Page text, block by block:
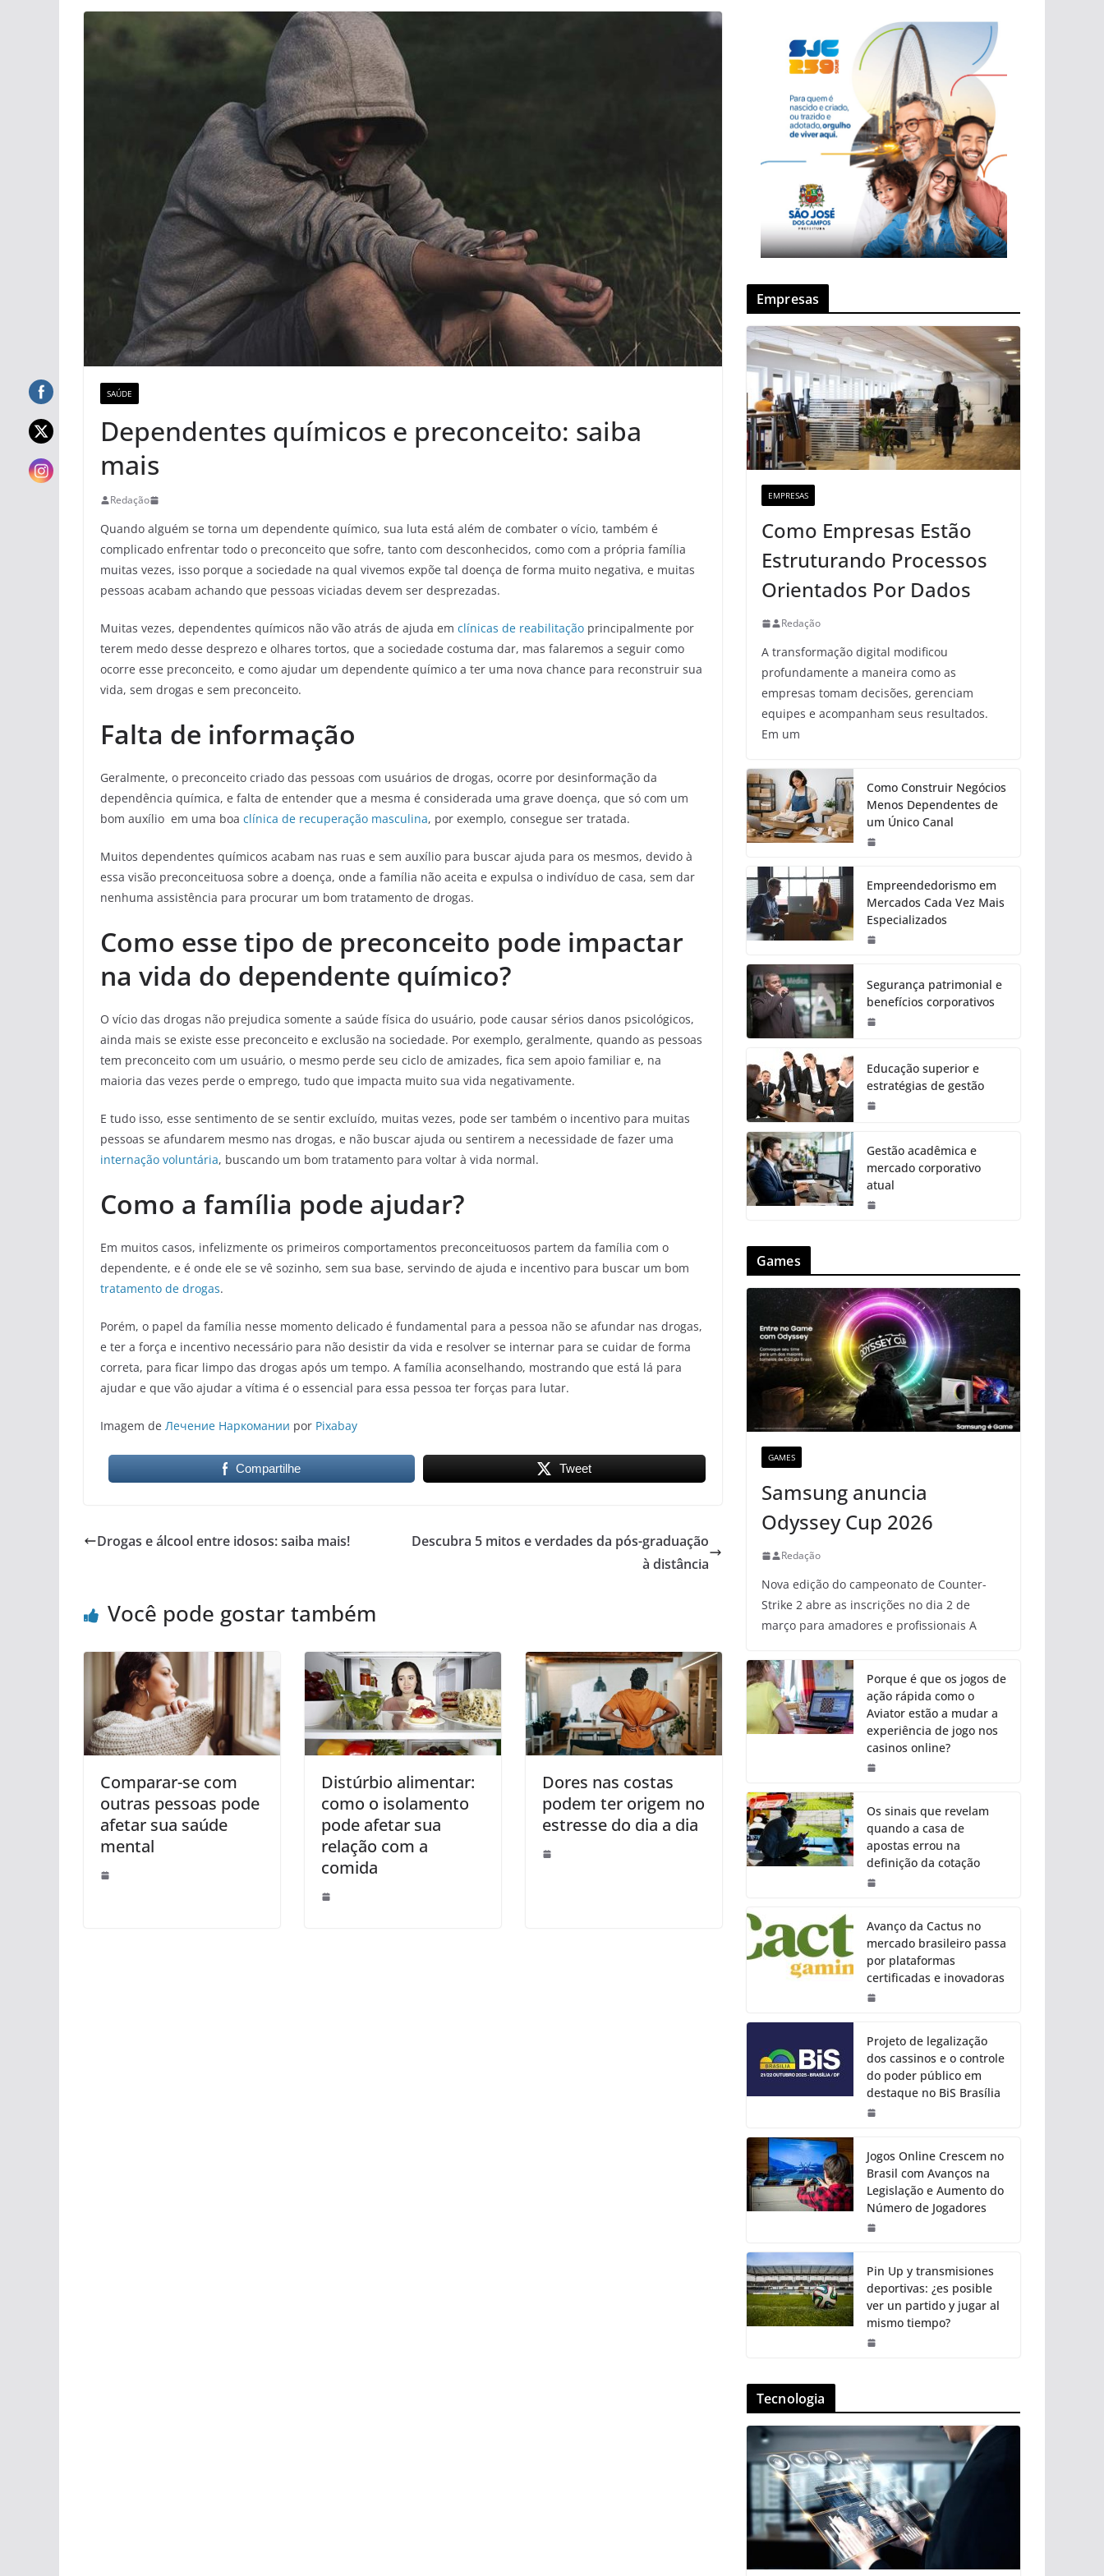
SAÚDE
Dependentes químicos e preconceito: saiba
mais
Redação
Quando alguém se torna um dependente químico, sua luta está além de combater o vício, também é
complicado enfrentar todo o preconceito que sofre, tanto com desconhecidos, como com a própria família
muitas vezes, isso porque a sociedade na qual vivemos expõe tal doença de forma muito negativa, e muitas
pessoas acabam achando que pessoas viciadas devem ser desprezadas.
Muitas vezes, dependentes químicos não vão atrás de ajuda em clínicas de reabilitação principalmente por
terem medo desse desprezo e olhares tortos, que a sociedade costuma dar, mas falaremos a seguir como
ocorre esse preconceito, e como ajudar um dependente químico a ter uma nova chance para reconstruir sua
vida, sem drogas e sem preconceito.
Falta de informação
Geralmente, o preconceito criado das pessoas com usuários de drogas, ocorre por desinformação da
dependência química, e falta de entender que a mesma é considerada uma grave doença, que só com um
bom auxílio em uma boa clínica de recuperação masculina, por exemplo, consegue ser tratada.
Muitos dependentes químicos acabam nas ruas e sem auxílio para buscar ajuda para os mesmos, devido à
essa visão preconceituosa sobre a doença, onde a família não aceita e expulsa o indivíduo de casa, sem dar
nenhuma assistência para procurar um bom tratamento de drogas.
Como esse tipo de preconceito pode impactar
na vida do dependente químico?
O vício das drogas não prejudica somente a saúde física do usuário, pode causar sérios danos psicológicos,
ainda mais se existe esse preconceito e exclusão na sociedade. Por exemplo, geralmente, quando as pessoas
tem preconceito com um usuário, o mesmo perde seu ciclo de amizades, fica sem apoio familiar e, na
maioria das vezes perde o emprego, tudo que impacta muito sua vida negativamente.
E tudo isso, esse sentimento de se sentir excluído, muitas vezes, pode ser também o incentivo para muitas
pessoas se afundarem mesmo nas drogas, e não buscar ajuda ou sentirem a necessidade de fazer uma
internação voluntária, buscando um bom tratamento para voltar à vida normal.
Como a família pode ajudar?
Em muitos casos, infelizmente os primeiros comportamentos preconceituosos partem da família com o
dependente, e é onde ele se vê sozinho, sem sua base, servindo de ajuda e incentivo para buscar um bom
tratamento de drogas.
Porém, o papel da família nesse momento delicado é fundamental para a pessoa não se afundar nas drogas,
e ter a força e incentivo necessário para não desistir da vida e resolver se internar para se cuidar de forma
correta, para ficar limpo das drogas após um tempo. A família aconselhando, mostrando que está lá para
ajudar e que vão ajudar a vítima é o essencial para essa pessoa ter forças para lutar.
Imagem de Лечение Наркомании por Pixabay
Compartilhe Tweet
Drogas e álcool entre idosos: saiba mais!
Descubra 5 mitos e verdades da pós-graduação
à distância
Você pode gostar também
Comparar-se com
outras pessoas pode
afetar sua saúde
mental
Distúrbio alimentar:
como o isolamento
pode afetar sua
relação com a
comida
Dores nas costas
podem ter origem no
estresse do dia a dia
Empresas
EMPRESAS
Como Empresas Estão
Estruturando Processos
Orientados Por Dados
Redação
A transformação digital modificou
profundamente a maneira como as
empresas tomam decisões, gerenciam
equipes e acompanham seus resultados.
Em um
Como Construir Negócios
Menos Dependentes de
um Único Canal
Empreendedorismo em
Mercados Cada Vez Mais
Especializados
Segurança patrimonial e
benefícios corporativos
Educação superior e
estratégias de gestão
Gestão acadêmica e
mercado corporativo
atual
Games
GAMES
Samsung anuncia
Odyssey Cup 2026
Redação
Nova edição do campeonato de Counter-
Strike 2 abre as inscrições no dia 2 de
março para amadores e profissionais A
Porque é que os jogos de
ação rápida como o
Aviator estão a mudar a
experiência de jogo nos
casinos online?
Os sinais que revelam
quando a casa de
apostas errou na
definição da cotação
Avanço da Cactus no
mercado brasileiro passa
por plataformas
certificadas e inovadoras
Projeto de legalização
dos cassinos e o controle
do poder público em
destaque no BiS Brasília
Jogos Online Crescem no
Brasil com Avanços na
Legislação e Aumento do
Número de Jogadores
Pin Up y transmisiones
deportivas: ¿es posible
ver un partido y jugar al
mismo tiempo?
Tecnologia